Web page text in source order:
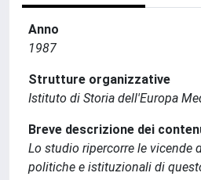
Anno
1987
Strutture organizzative
Istituto di Storia dell'Europa
Breve descrizione dei
Lo studio ripercorre le vicende
politiche e istituzionali di